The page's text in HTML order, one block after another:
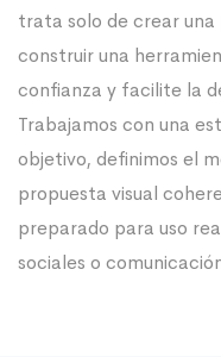
trata solo de crear una
construir una
confianza y facilite la
Trabajamos con una
objetivo, definimos el
propuesta visual
preparado para uso
sociales o